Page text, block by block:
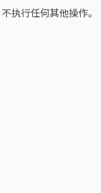
执行任何其他操作。